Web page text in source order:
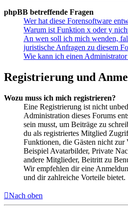
phpBB betreffende Fragen
Wer hat diese Forensoftware
Warum ist Funktion x oder y
An wen soll ich mich wenden,
juristische Anfragen zu diesem
Wie kann ich einen
Registrierung und
Wozu muss ich mich registrieren?
Eine Registrierung ist nicht
Administration dieses Forums
sein musst, um Beiträge zu
du als registriertes Mitglied
Funktionen, die Gästen nicht zur
Beispiel Avatarbilder, Private
andere Mitglieder, Beitritt zu
Wir empfehlen dir eine
und dir zahlreiche Vorteile bietet.
Nach oben